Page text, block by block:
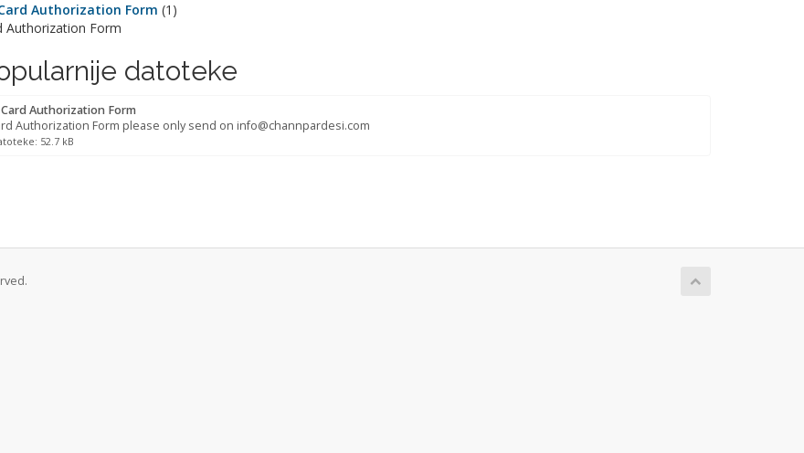
Authorization Form (1)
Authorization Form
datoteke
Authorization Form
Authorization Form please only send on info@channpardesi.com
52.7 kB